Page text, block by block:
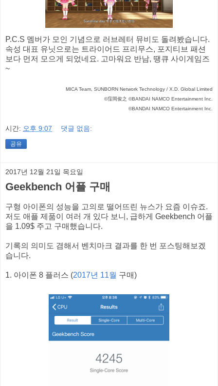
P.C.S 멤버가 모인 기념으로 러브레터 뮤비도 돌려봤습니다.
속성 대표 유닛으로는 트라이어드 프리무스, 포지티브 패션
보다 먼저 모으게 되었네요. 고마워요 반남, 땡큐 사이게임즈
~
MICA Team, SUNBORN Network Technology / X.D. Global Limited
©窪岡俊之 ©BANDAI NAMCO Entertainment Inc.
©BANDAI NAMCO Entertainment Inc.
시간: 오후 9:07 댓글 없음:
공유
2017년 12월 21일 목요일
Geekbench 어플 구매
구형 아이폰의 성능을 고의로 떨어뜨린 뉴스가 요즘 이슈죠.
저도 애플 제품이 여러 개 있다 보니, 급하게 Geekbench 어플
을 1.09$ 주고 구매했습니다.
기록의 의미도 겸해서 벤치마크 결과를 한 번 포스팅해보겠
습니다.
1. 아이폰 8 플러스 (2017년 11월 구매)